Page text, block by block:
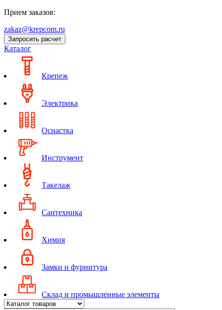
Прием заказов:
zakaz@krepcom.ru
Запросить расчет
Каталог
Крепеж
Электрика
Оснастка
Инструмент
Такелаж
Сантехника
Химия
Замки и фурнитура
Склад и промышленные элементы